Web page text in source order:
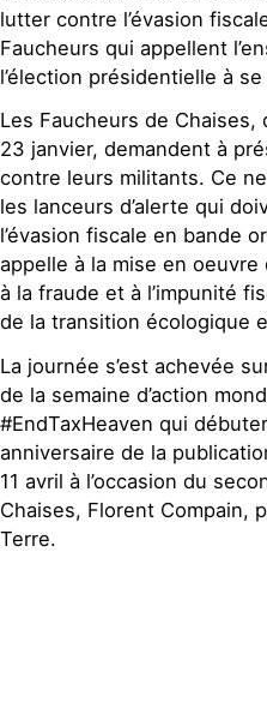
lutter contre l’évasion
Faucheurs qui appellent
l’élection présidentielle à
Les Faucheurs de Chaises,
23 janvier, demandent à
contre leurs militants. Ce
les lanceurs d’alerte qui
l’évasion fiscale en bande
appelle à la mise en
à la fraude et à l’impunité
de la transition écologique
La journée s’est achevée
de la semaine d’action
#EndTaxHeaven qui
anniversaire de la
11 avril à l’occasion du
Chaises, Florent Compain,
Terre.